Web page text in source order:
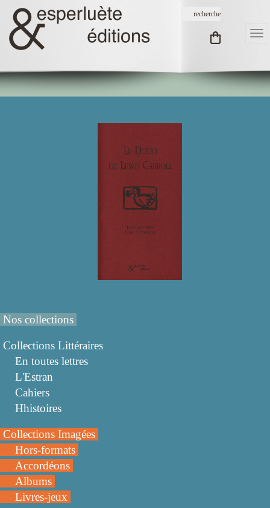
Nos collections
Collections Littéraires
En toutes lettres
L'Estran
Cahiers
Hhistoires
Collections Imagées
Hors-formats
Accordéons
Albums
Livres-jeux